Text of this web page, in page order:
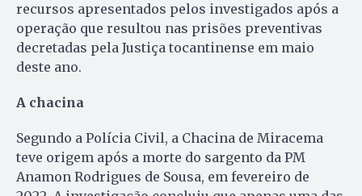
recursos apresentados pelos investigados após a
operação que resultou nas prisões preventivas
decretadas pela Justiça tocantinense em maio
deste ano.
A chacina
Segundo a Polícia Civil, a Chacina de Miracema
teve origem após a morte do sargento da PM
Anamon Rodrigues de Sousa, em fevereiro de